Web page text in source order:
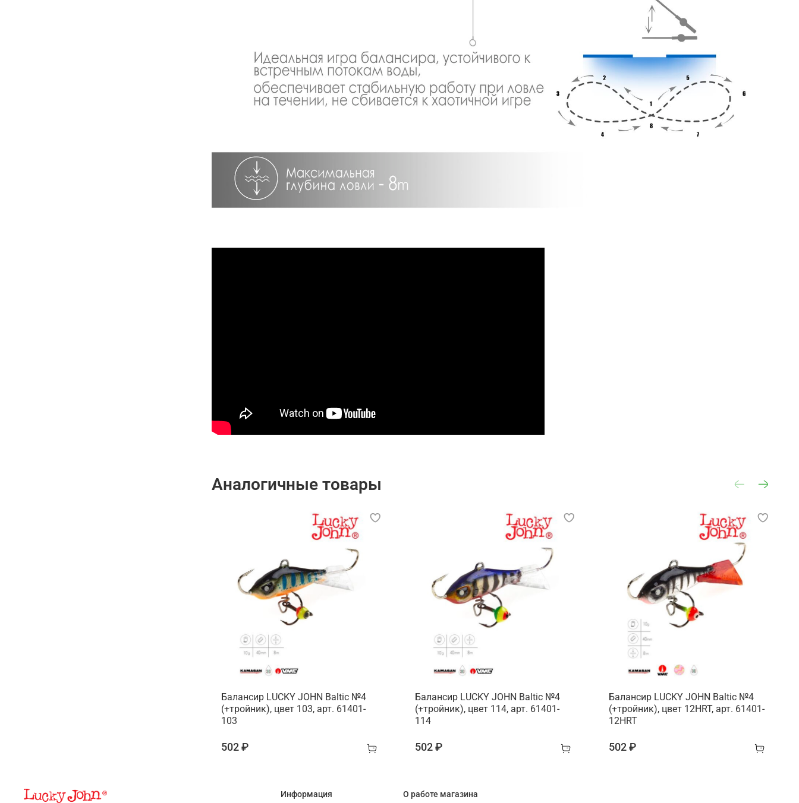
Аналогичные товары
Балансир LUCKY JOHN Baltic №4
(+тройник), цвет 103, арт. 61401-
103
502 ₽
Балансир LUCKY JOHN Baltic №4
(+тройник), цвет 114, арт. 61401-
114
502 ₽
Балансир LUCKY JOHN Baltic №4
(+тройник), цвет 12HRT, арт. 61401-
12HRT
502 ₽
Информация О работе магазина